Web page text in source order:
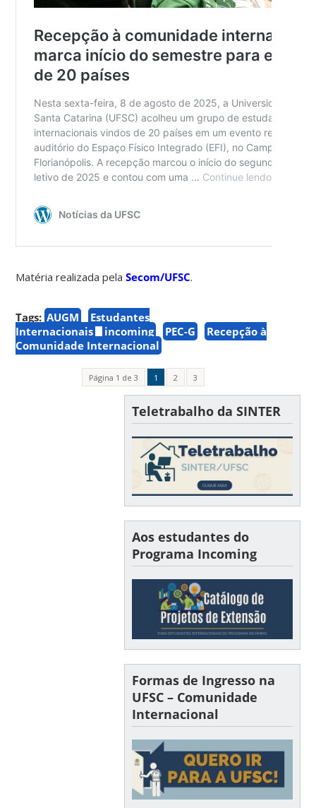
Matéria realizada pelaSecom/UFSC.
Tags: AUGM
Estudantes
Internacionais
incoming PEC-G
Recepção à
Comunidade Internacional
Página 1 de 3 1 2 3
Teletrabalho da SINTER
Aos estudantes do
Programa Incoming
Formas de Ingresso na
UFSC – Comunidade
Internacional